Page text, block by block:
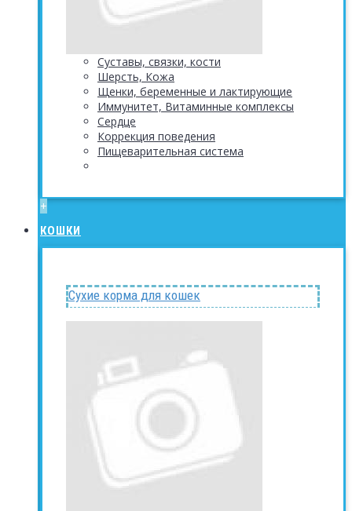
Суставы, связки, кости
Шерсть, Кожа
Щенки, беременные и лактирующие
Иммунитет, Витаминные комплексы
Сердце
Коррекция поведения
Пищеварительная система
+
КОШКИ
Сухие корма для кошек